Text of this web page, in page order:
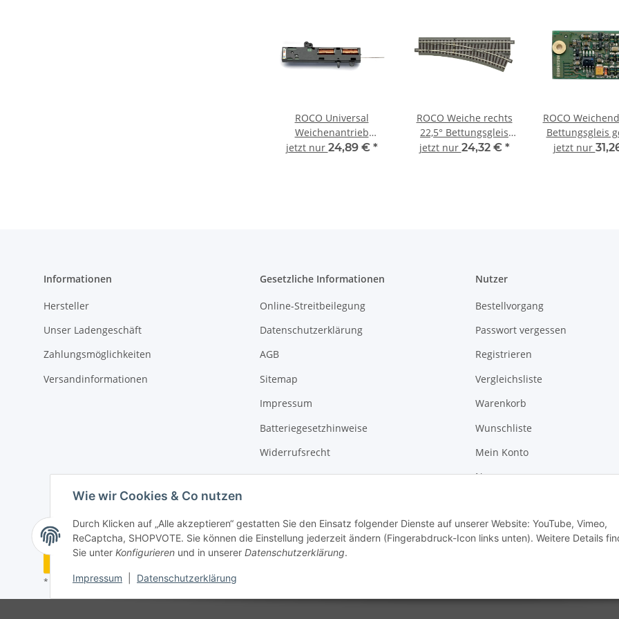
Wie wir Cookies & Co nutzen
Durch Klicken auf „Alle akzeptieren“ gestatten Sie den Einsatz folgender Dienste auf unserer Website: YouTube, Vimeo,
ReCaptcha, SHOPVOTE. Sie können die Einstellung jederzeit ändern (Fingerabdruck-Icon links unten). Weitere Details
Sie unter Konfigurieren und in unserer Datenschutzerklärung.
Impressum Datenschutzerklärung
ROCO Universal
Weichenantrieb
elektrisch 61195
jetzt nur 24,89 € *
ROCO Weiche rechts
22,5° Bettungsgleis
geoLine 61141 Spur H0
jetzt nur 24,32 € *
ROCO
Bettungsgleis
61196 Spur
jetzt nur
Informationen
Hersteller
Unser Ladengeschäft
Zahlungsmöglichkeiten
Versandinformationen
Gesetzliche Informationen
Online-Streitbeilegung
Datenschutzerklärung
AGB
Sitemap
Impressum
Batteriegesetzhinweise
Widerrufsrecht
Nutzer
Bestellvorgang
Passwort vergessen
Registrieren
Vergleichsliste
Warenkorb
Wunschliste
Mein Konto
News
Vertrag widerrufen
* Alle Preise inkl. gesetzlicher USt., zzgl.Versand